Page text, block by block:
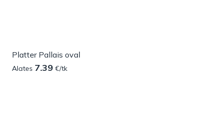
Platter Pallais oval
Alates 7.39 €/tk